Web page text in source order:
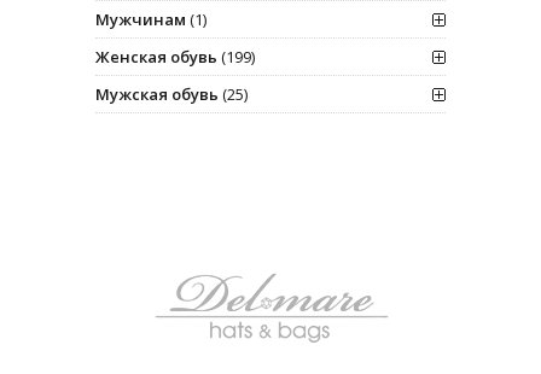
Мужчинам (1)
Женская обувь (199)
Мужская обувь (25)